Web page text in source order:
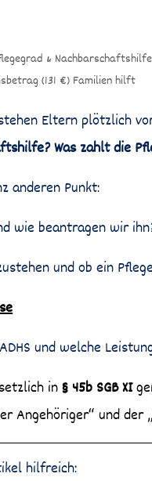
Eltern plötzlich
Was zahlt die
anderen Punkt:
wie beantragen wir
und ob ein
und welche
in§ 45b SGB XI
Angehöriger“ und
hilfreich: